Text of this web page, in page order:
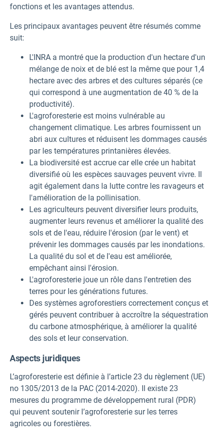
fonctions et les avantages attendus.
Les principaux avantages peuvent être résumés comme
suit:
L'INRA a montré que la production d'un hectare d'un
mélange de noix et de blé est la même que pour 1,4
hectare avec des arbres et des cultures séparés (ce
qui correspond à une augmentation de 40 % de la
productivité).
L'agroforesterie est moins vulnérable au
changement climatique. Les arbres fournissent un
abri aux cultures et réduisent les dommages causés
par les températures printanières élevées.
La biodiversité est accrue car elle crée un habitat
diversifié où les espèces sauvages peuvent vivre. Il
agit également dans la lutte contre les ravageurs et
l'amélioration de la pollinisation.
Les agriculteurs peuvent diversifier leurs produits,
augmenter leurs revenus et améliorer la qualité des
sols et de l'eau, réduire l'érosion (par le vent) et
prévenir les dommages causés par les inondations.
La qualité du sol et de l'eau est améliorée,
empêchant ainsi l'érosion.
L'agroforesterie joue un rôle dans l'entretien des
terres pour les générations futures.
Des systèmes agroforestiers correctement conçus et
gérés peuvent contribuer à accroître la séquestration
du carbone atmosphérique, à améliorer la qualité
des sols et leur conservation.
Aspects juridiques
L’agroforesterie est définie à l’article 23 du règlement (UE)
no 1305/2013 de la PAC (2014-2020). Il existe 23
mesures du programme de développement rural (PDR)
qui peuvent soutenir l’agroforesterie sur les terres
agricoles ou forestières.